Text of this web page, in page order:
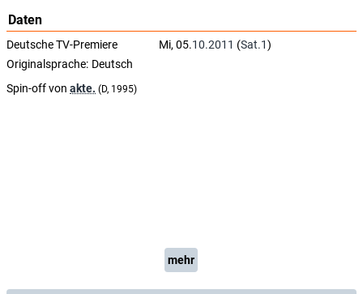
Daten
Deutsche TV-Premiere Mi, 05.10.2011 (Sat.1)
Originalsprache: Deutsch
Spin-off von akte. (D, 1995)
mehr